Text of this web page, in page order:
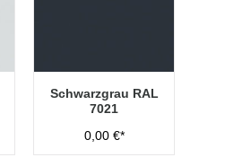
Schwarzgrau RAL
7021
0,00 €*